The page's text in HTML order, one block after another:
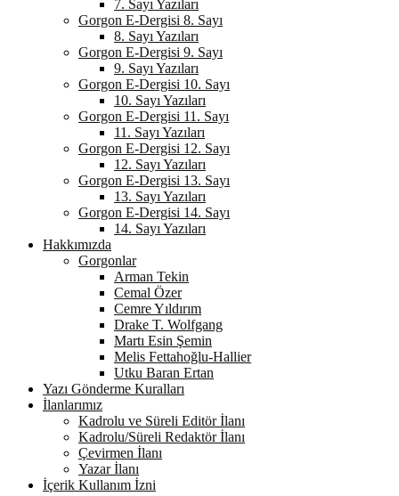
7. Sayı Yazıları
Gorgon E-Dergisi 8. Sayı
8. Sayı Yazıları
Gorgon E-Dergisi 9. Sayı
9. Sayı Yazıları
Gorgon E-Dergisi 10. Sayı
10. Sayı Yazıları
Gorgon E-Dergisi 11. Sayı
11. Sayı Yazıları
Gorgon E-Dergisi 12. Sayı
12. Sayı Yazıları
Gorgon E-Dergisi 13. Sayı
13. Sayı Yazıları
Gorgon E-Dergisi 14. Sayı
14. Sayı Yazıları
Hakkımızda
Gorgonlar
Arman Tekin
Cemal Özer
Cemre Yıldırım
Drake T. Wolfgang
Martı Esin Şemin
Melis Fettahoğlu-Hallier
Utku Baran Ertan
Yazı Gönderme Kuralları
İlanlarımız
Kadrolu ve Süreli Editör İlanı
Kadrolu/Süreli Redaktör İlanı
Çevirmen İlanı
Yazar İlanı
İçerik Kullanım İzni